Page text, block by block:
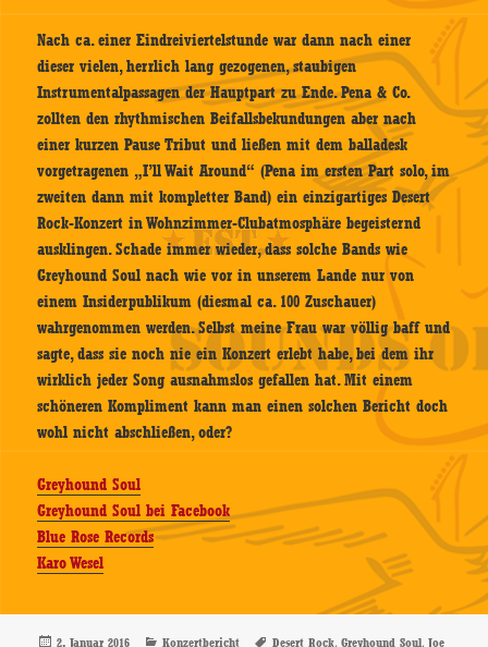
Nach ca. einer Eindreiviertelstunde war dann nach einer
dieser vielen, herrlich lang gezogenen, staubigen
Instrumentalpassagen der Hauptpart zu Ende. Pena & Co.
zollten den rhythmischen Beifallsbekundungen aber nach
einer kurzen Pause Tribut und ließen mit dem balladesk
vorgetragenen „I’ll Wait Around“ (Pena im ersten Part solo, im
zweiten dann mit kompletter Band) ein einzigartiges Desert
Rock-Konzert in Wohnzimmer-Clubatmosphäre begeisternd
ausklingen. Schade immer wieder, dass solche Bands wie
Greyhound Soul nach wie vor in unserem Lande nur von
einem Insiderpublikum (diesmal ca. 100 Zuschauer)
wahrgenommen werden. Selbst meine Frau war völlig baff und
sagte, dass sie noch nie ein Konzert erlebt habe, bei dem ihr
wirklich jeder Song ausnahmslos gefallen hat. Mit einem
schöneren Kompliment kann man einen solchen Bericht doch
wohl nicht abschließen, oder?
Greyhound Soul
Greyhound Soul bei Facebook
Blue Rose Records
Karo Wesel
Veröffentlicht
2. Januar 2016 Kategorien
Konzertbericht Schlagwörter
Desert Rock,Greyhound Soul,Joe